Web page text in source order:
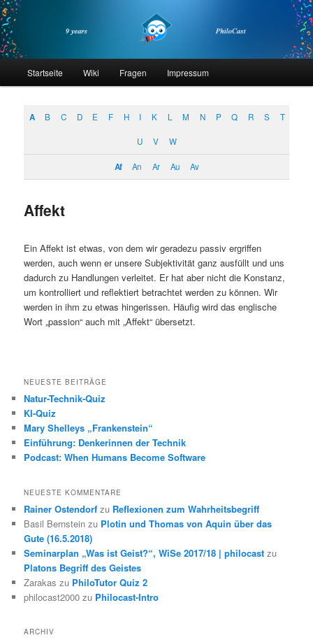
Zum
primären
Inhalt
springen
Zum
sekundären
Inhalt
springenphilocast
Startseite Wiki Fragen Impressum
A B C D E F H I K L M N P Q R S T
U V W
Af An Ar Au Av
Affekt
Ein Affekt ist etwas, von dem wir geradezu passiv ergriffen
werden, auch wenn er unsere Subjektivität ganz ausfüllt und uns
dadurch zu Handlungen verleitet. Er hat aber nicht die Konstanz,
um kontrolliert und reflektiert betrachtet werden zu können. Wir
werden in ihm zu etwas hingerissen. Häufig wird das englische
Wort „passion“ auch mit „Affekt“ übersetzt.
NEUESTE BEITRÄGE
Natur-Technik-Quiz
KI-Quiz
Mary Shelleys „Frankenstein“
Einführung: Denkerinnen der Technik
Podcast: When Humans Become Software
NEUESTE KOMMENTARE
Rainer Ostendorf zu Reflexionen zum Wahrheitsbegriff
Basil Bernstein zu Plotin und Thomas von Aquin über das
Gute (16.5.2018)
Seminarplan „Was ist Geist?“, WiSe 2017/18 | philocast zu
Platons Begriff des Geistes
Zarakas zu PhiloTutor Quiz 2
philocast2000 zu Philocast-Intro
ARCHIV